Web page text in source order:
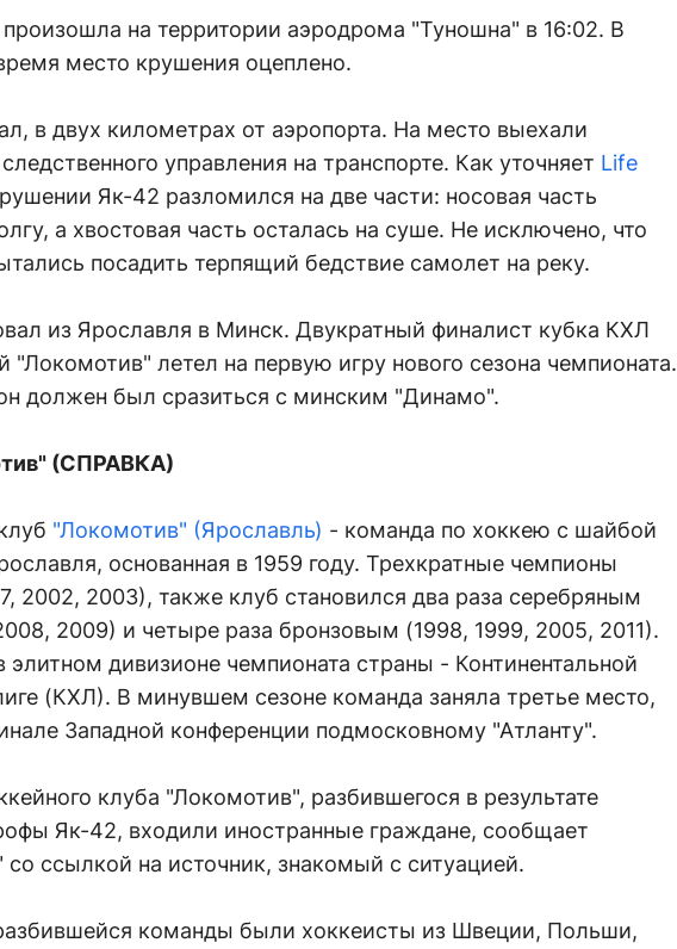
произошла на территории аэродрома "Туношна" в 16:02. В
место крушения оцеплено.
в двух километрах от аэропорта. На место выехали
управления на транспорте. Как уточняет Life
Як-42 разломился на две части: носовая часть
а хвостовая часть осталась на суше. Не исключено, что
посадить терпящий бедствие самолет на реку.
из Ярославля в Минск. Двукратный финалист кубка КХЛ
"Локомотив" летел на первую игру нового сезона чемпионата.
должен был сразиться с минским "Динамо".
(СПРАВКА)
"Локомотив" (Ярославль) - команда по хоккею с шайбой
основанная в 1959 году. Трехкратные чемпионы
2002, 2003), также клуб становился два раза серебряным
2009) и четыре раза бронзовым (1998, 1999, 2005, 2011).
элитном дивизионе чемпионата страны - Континентальной
(КХЛ). В минувшем сезоне команда заняла третье место,
Западной конференции подмосковному "Атланту".
клуба "Локомотив", разбившегося в результате
Як-42, входили иностранные граждане, сообщает
со ссылкой на источник, знакомый с ситуацией.
команды были хоккеисты из Швеции, Польши,